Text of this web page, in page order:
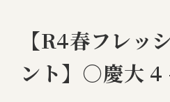
【R4春フレッ
ント】○慶大 4